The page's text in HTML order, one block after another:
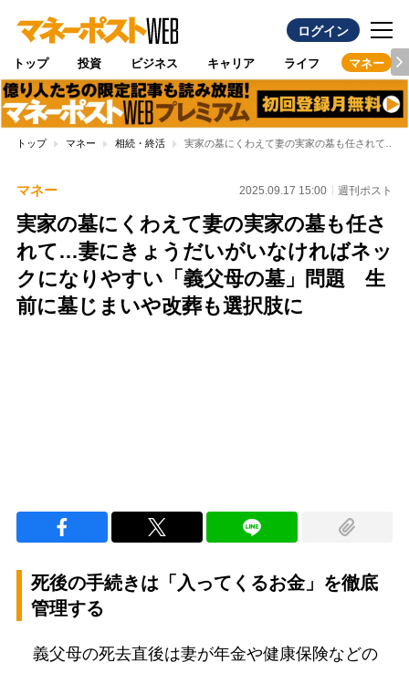
ログイン
トップ 投資 ビジネス キャリア ライフ マネー
トップ マネー 相続・終活 実家の墓にくわえて妻の実家の墓も任されて…
マネー 2025.09.17 15:00 週刊ポスト
実家の墓にくわえて妻の実家の墓も任さ
れて…妻にきょうだいがいなければネッ
クになりやすい「義父母の墓」問題 生
前に墓じまいや改葬も選択肢に
死後の手続きは「入ってくるお金」を徹底
管理する
義父母の死去直後は妻が年金や健康保険などの